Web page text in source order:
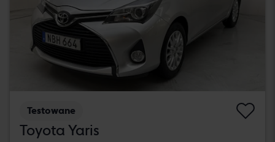
Testowane
Toyota Yaris